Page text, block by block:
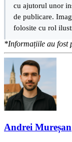
cu ajutorul unor
de publicare.
folosite cu rol
*Informațiile au fost
Andrei Mureșan